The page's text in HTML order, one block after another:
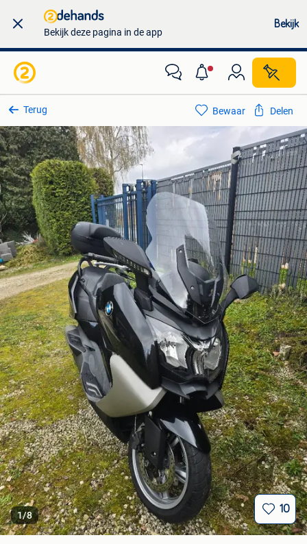
Bekijk deze pagina in de app
Bekijk
Terug
1/8
10
Bewaar Delen